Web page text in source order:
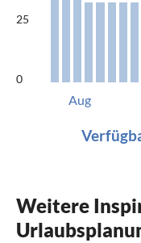
25
0
Aug
Weitere